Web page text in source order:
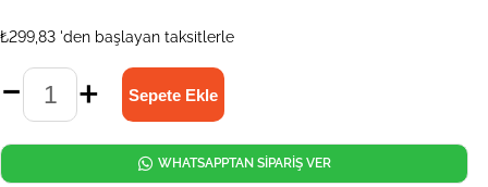
₺299,83 'den başlayan taksitlerle
WHATSAPPTAN SİPARİŞ VER